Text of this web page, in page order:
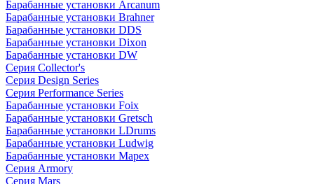
Барабанные установки Arcanum
Барабанные установки Brahner
Барабанные установки DDS
Барабанные установки Dixon
Барабанные установки DW
Серия Collector's
Серия Design Series
Серия Performance Series
Барабанные установки Foix
Барабанные установки Gretsch
Барабанные установки LDrums
Барабанные установки Ludwig
Барабанные установки Mapex
Серия Armory
Серия Mars